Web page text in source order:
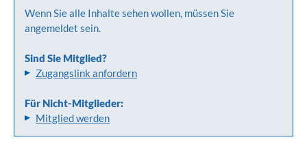
Wenn Sie alle Inhalte sehen wollen, müssen Sie
angemeldet sein.
Sind Sie Mitglied?
Zugangslink anfordern
Für Nicht-Mitglieder:
Mitglied werden